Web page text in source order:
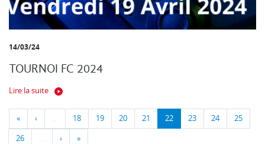
14/03/24
TOURNOI FC 2024
Lire la suite
« ‹ … 18 19 20 21 22 23 24 25
26 … › »